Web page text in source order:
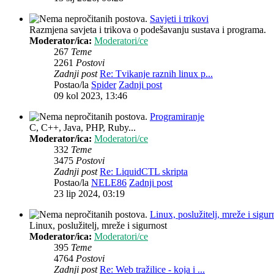
Savjeti i trikovi
Razmjena savjeta i trikova o podešavanju sustava i programa.
Moderator/ica: Moderatori/ce
267 Teme
2261 Postovi
Zadnji post Re: Tvikanje raznih linux p...
Postao/la Spider Zadnji post
09 kol 2023, 13:46
Programiranje
C, C++, Java, PHP, Ruby...
Moderator/ica: Moderatori/ce
332 Teme
3475 Postovi
Zadnji post Re: LiquidCTL skripta
Postao/la NELE86 Zadnji post
23 lip 2024, 03:19
Linux, poslužitelj, mreže i
Linux, poslužitelj, mreže i sigurnost
Moderator/ica: Moderatori/ce
395 Teme
4764 Postovi
Zadnji post Re: Web tražilice - koja i ...